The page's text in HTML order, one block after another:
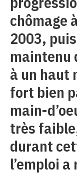
chômage
2003,
maintenu
à un haut
fort bien
main-
très
durant
l’emploi